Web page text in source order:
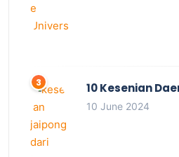
10 Kesenian
10 June 2024